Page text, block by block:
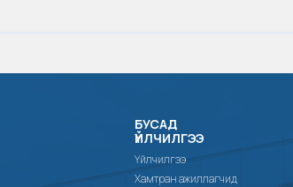
БУСАД
ҮЙЛЧИЛГЭЭ
Үйлчилгээ
Хамтран ажиллагчид